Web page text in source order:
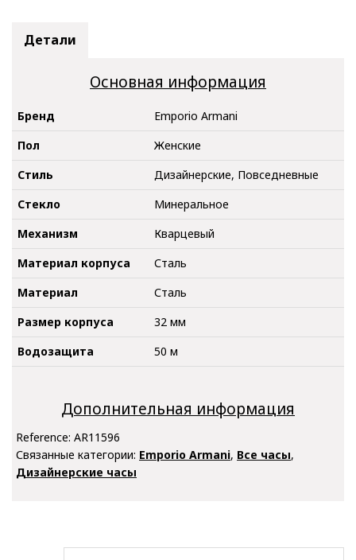
Детали
Основная информация
Бренд
Emporio Armani
Пол
Женские
Стиль
Дизайнерские, Повседневные
Стекло
Минеральное
Механизм
Кварцевый
Материал корпуса
Сталь
Материал
Сталь
Размер корпуса
32 мм
Водозащита
50 м
Дополнительная информация
Reference: AR11596
Связанные категории: Emporio Armani, Все часы,
Дизайнерские часы